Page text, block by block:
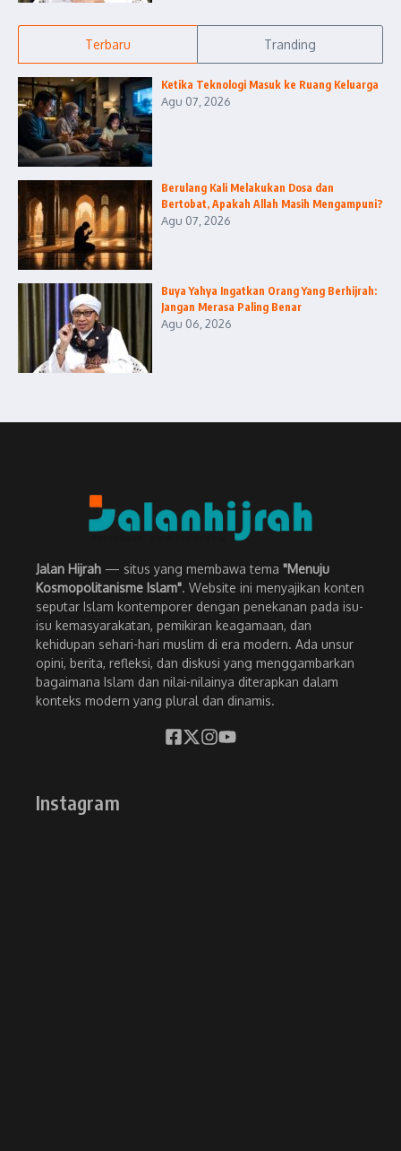
Terbaru Tranding
Ketika Teknologi Masuk ke Ruang Keluarga
Agu 07, 2026
Berulang Kali Melakukan Dosa dan
Bertobat, Apakah Allah Masih Mengampuni?
Agu 07, 2026
Buya Yahya Ingatkan Orang Yang Berhijrah:
Jangan Merasa Paling Benar
Agu 06, 2026
Jalan Hijrah — situs yang membawa tema "Menuju
Kosmopolitanisme Islam". Website ini menyajikan konten
seputar Islam kontemporer dengan penekanan pada isu-
isu kemasyarakatan, pemikiran keagamaan, dan
kehidupan sehari-hari muslim di era modern. Ada unsur
opini, berita, refleksi, dan diskusi yang menggambarkan
bagaimana Islam dan nilai-nilainya diterapkan dalam
konteks modern yang plural dan dinamis.
Instagram